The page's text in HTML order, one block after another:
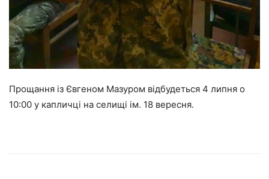
Прощання із Євгеном Мазуром відбудеться 4 липня о
10:00 у капличці на селищі ім. 18 вересня.